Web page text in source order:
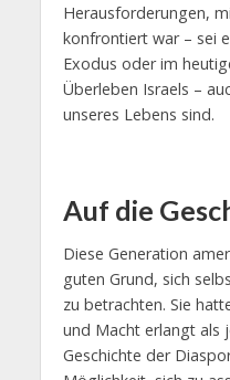
Herausforderungen,
konfrontiert war – sei
Exodus oder im
Überleben Israels –
unseres Lebens sind.
Auf die
Diese Generation
guten Grund, sich
zu betrachten. Sie
und Macht erlangt als
Geschichte der